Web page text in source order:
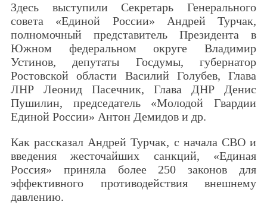
Здесь выступили Секретарь Генерального
совета «Единой России» Андрей Турчак,
полномочный представитель Президента в
Южном федеральном округе Владимир
Устинов, депутаты Госдумы, губернатор
Ростовской области Василий Голубев, Глава
ЛНР Леонид Пасечник, Глава ДНР Денис
Пушилин, председатель «Молодой Гвардии
Единой России» Антон Демидов и др.
Как рассказал Андрей Турчак, с начала СВО и
введения жесточайших санкций, «Единая
Россия» приняла более 250 законов для
эффективного противодействия внешнему
давлению.